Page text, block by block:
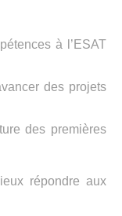
à l’ESAT
des projets
des premières
répondre aux